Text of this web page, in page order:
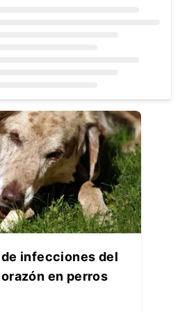
infecciones del
en perros